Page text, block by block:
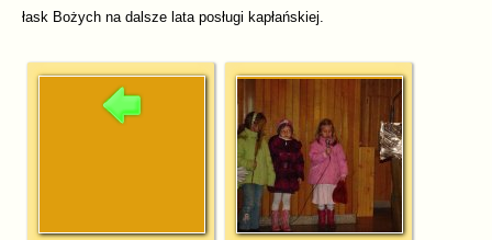
łask Bożych na dalsze lata posługi kapłańskiej.